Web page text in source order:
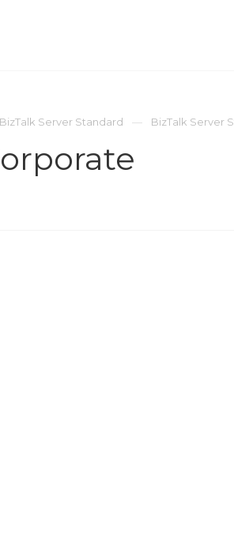
BizTalk Server Standard BizTalk Server